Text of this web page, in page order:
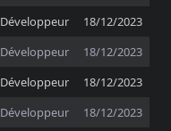
Développeur
18/12/2023
Développeur
18/12/2023
Développeur
18/12/2023
Développeur
18/12/2023